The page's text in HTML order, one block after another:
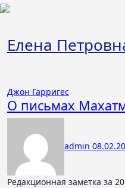
Перейти
Елена
Джон Гарригес
О письмах
admin
Редакционная заметка за 2017 год:Нижеследующий текст